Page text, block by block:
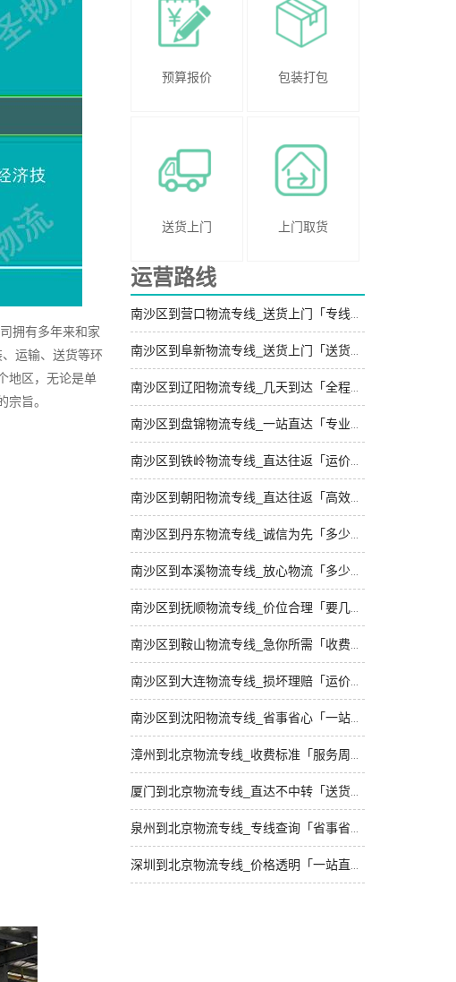
拥有多年来和家
运输、送货等环
地区，无论是单
旨。
预算报价 包装打包
送货上门 上门取货
运营路线
南沙区到营口物流专线_送货上门「专线快运」
南沙区到阜新物流专线_送货上门「送货到门」
南沙区到辽阳物流专线_几天到达「全程定位」
南沙区到盘锦物流专线_一站直达「专业调车」
南沙区到铁岭物流专线_直达往返「运价行情」
南沙区到朝阳物流专线_直达往返「高效运输」
南沙区到丹东物流专线_诚信为先「多少公里」
南沙区到本溪物流专线_放心物流「多少公里」
南沙区到抚顺物流专线_价位合理「要几天到」
南沙区到鞍山物流专线_急你所需「收费标准」
南沙区到大连物流专线_损坏理赔「运价实惠」
南沙区到沈阳物流专线_省事省心「一站式托运」
漳州到北京物流专线_收费标准「服务周到」
厦门到北京物流专线_直达不中转「送货到门」
泉州到北京物流专线_专线查询「省事省心」
深圳到北京物流专线_价格透明「一站直达」